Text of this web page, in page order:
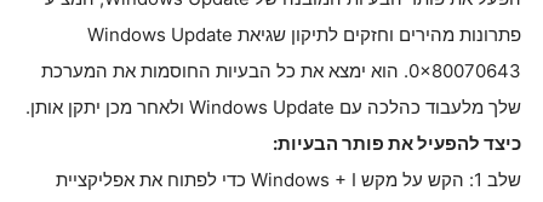
פתרונות מהירים וחזקים לתיקון שגיאת Windows Update
0x80070643. הוא ימצא את כל הבעיות החוסמות את המערכת
שלך מלעבוד כהלכה עם Windows Update ולאחר מכן יתקן אותן.
כיצד להפעיל את פותר הבעיות:
שלב 1: הקש על מקש Windows + I כדי לפתוח את אפליקציית